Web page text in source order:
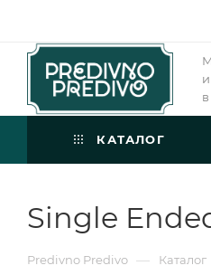
КАТАЛОГ
Single
Predivno Predivo — Каталог